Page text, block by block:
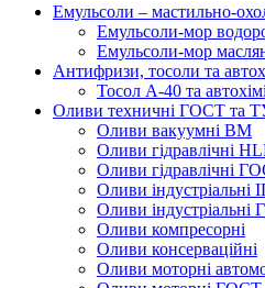
Емульсоли – мастильно-
Емульсоли-мор
Емульсоли-мор
Антифризи, тосоли та
Тосол А-40 та
Оливи техничні ГОСТ та
Оливи вакуумні ВМ
Оливи гідравлічні
Оливи гідравлічні
Оливи індустріальні
Оливи індустріальні
Оливи компресорні
Оливи консерваційні
Оливи моторні